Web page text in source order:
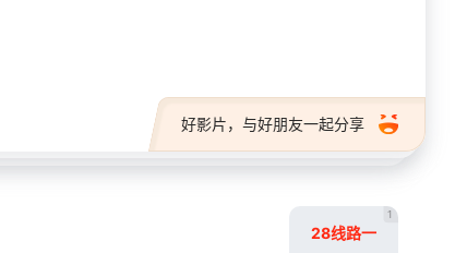
好影片，与好朋友一起分享
28线路一
1